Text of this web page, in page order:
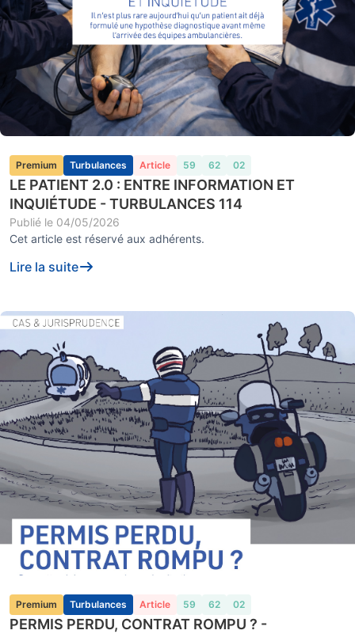
Premium Turbulances Article 59 62 02
LE PATIENT 2.0 : ENTRE INFORMATION ET
INQUIÉTUDE - TURBULANCES 114
Publié le 04/05/2026
Cet article est réservé aux adhérents.
Lire la suite
Premium Turbulances Article 59 62 02
PERMIS PERDU, CONTRAT ROMPU ? -